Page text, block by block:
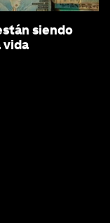
siendo
vida